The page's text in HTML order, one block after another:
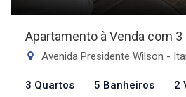
Apartamento à Venda com 3
Avenida Presidente Wilson -
3 Quartos 5 Banheiros 2